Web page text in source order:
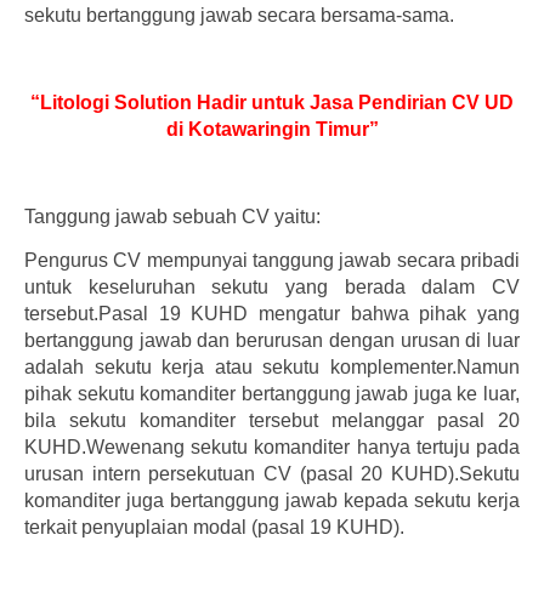
sekutu bertanggung jawab secara bersama-sama.
“Litologi Solution Hadir untuk Jasa Pendirian CV UD
di Kotawaringin Timur”
Tanggung jawab sebuah CV yaitu:
Pengurus CV mempunyai tanggung jawab secara pribadi
untuk keseluruhan sekutu yang berada dalam CV
tersebut.Pasal 19 KUHD mengatur bahwa pihak yang
bertanggung jawab dan berurusan dengan urusan di luar
adalah sekutu kerja atau sekutu komplementer.Namun
pihak sekutu komanditer bertanggung jawab juga ke luar,
bila sekutu komanditer tersebut melanggar pasal 20
KUHD.Wewenang sekutu komanditer hanya tertuju pada
urusan intern persekutuan CV (pasal 20 KUHD).Sekutu
komanditer juga bertanggung jawab kepada sekutu kerja
terkait penyuplaian modal (pasal 19 KUHD).